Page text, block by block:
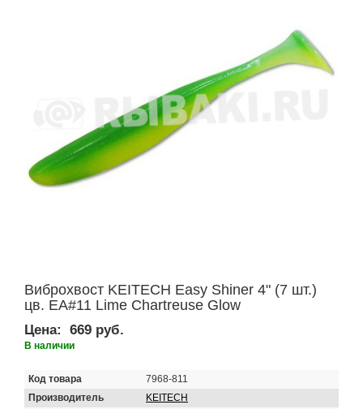
Виброхвост KEITECH Easy Shiner 4" (7 шт.)
цв. EA#11 Lime Chartreuse Glow
Цена: 669 руб.
В наличии
Код товара
7968-811
Производитель
KEITECH